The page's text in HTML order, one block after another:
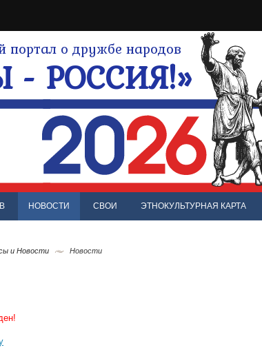
о дружбе народов
- РОССИЯ!»
НОВОСТИ СВОИ ЭТНОКУЛЬТУРНАЯ КАРТА
и Новости Новости